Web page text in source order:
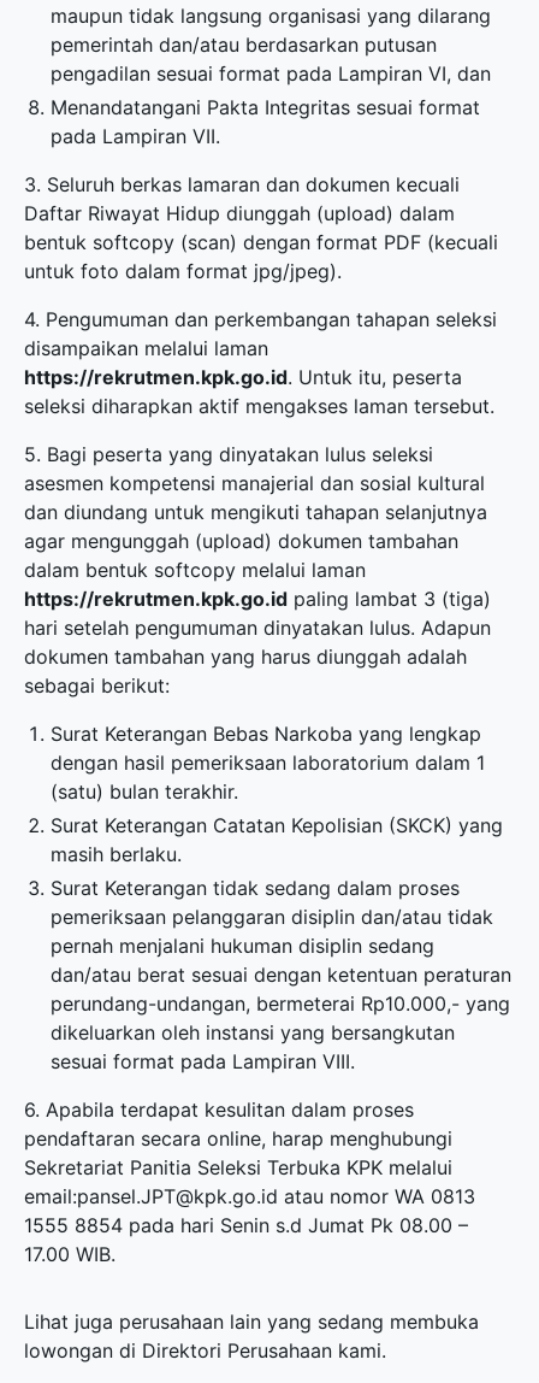
maupun tidak langsung organisasi yang dilarang
pemerintah dan/atau berdasarkan putusan
pengadilan sesuai format pada Lampiran VI, dan
Menandatangani Pakta Integritas sesuai format
pada Lampiran VII.
3. Seluruh berkas lamaran dan dokumen kecuali
Daftar Riwayat Hidup diunggah (upload) dalam
bentuk softcopy (scan) dengan format PDF (kecuali
untuk foto dalam format jpg/jpeg).
4. Pengumuman dan perkembangan tahapan seleksi
disampaikan melalui laman
https://rekrutmen.kpk.go.id. Untuk itu, peserta
seleksi diharapkan aktif mengakses laman tersebut.
5. Bagi peserta yang dinyatakan lulus seleksi
asesmen kompetensi manajerial dan sosial kultural
dan diundang untuk mengikuti tahapan selanjutnya
agar mengunggah (upload) dokumen tambahan
dalam bentuk softcopy melalui laman
https://rekrutmen.kpk.go.id paling lambat 3 (tiga)
hari setelah pengumuman dinyatakan lulus. Adapun
dokumen tambahan yang harus diunggah adalah
sebagai berikut:
Surat Keterangan Bebas Narkoba yang lengkap
dengan hasil pemeriksaan laboratorium dalam 1
(satu) bulan terakhir.
Surat Keterangan Catatan Kepolisian (SKCK) yang
masih berlaku.
Surat Keterangan tidak sedang dalam proses
pemeriksaan pelanggaran disiplin dan/atau tidak
pernah menjalani hukuman disiplin sedang
dan/atau berat sesuai dengan ketentuan peraturan
perundang-undangan, bermeterai Rp10.000,- yang
dikeluarkan oleh instansi yang bersangkutan
sesuai format pada Lampiran VIII.
6. Apabila terdapat kesulitan dalam proses
pendaftaran secara online, harap menghubungi
Sekretariat Panitia Seleksi Terbuka KPK melalui
email:pansel.JPT@kpk.go.id atau nomor WA 0813
1555 8854 pada hari Senin s.d Jumat Pk 08.00 –
17.00 WIB.
Lihat juga perusahaan lain yang sedang membuka
lowongan di Direktori Perusahaan kami.